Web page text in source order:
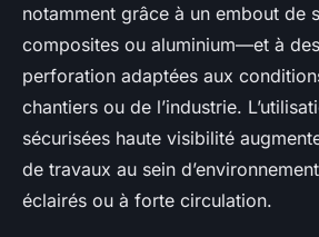
notamment grâce à un embout de
composites ou aluminium—et à
perforation adaptées aux
chantiers ou de l’industrie.
sécurisées haute visibilité
de travaux au sein
éclairés ou à forte circulation.